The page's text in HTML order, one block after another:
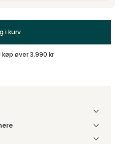
i kurv
øver 3.990 kr
Du vælger selv i